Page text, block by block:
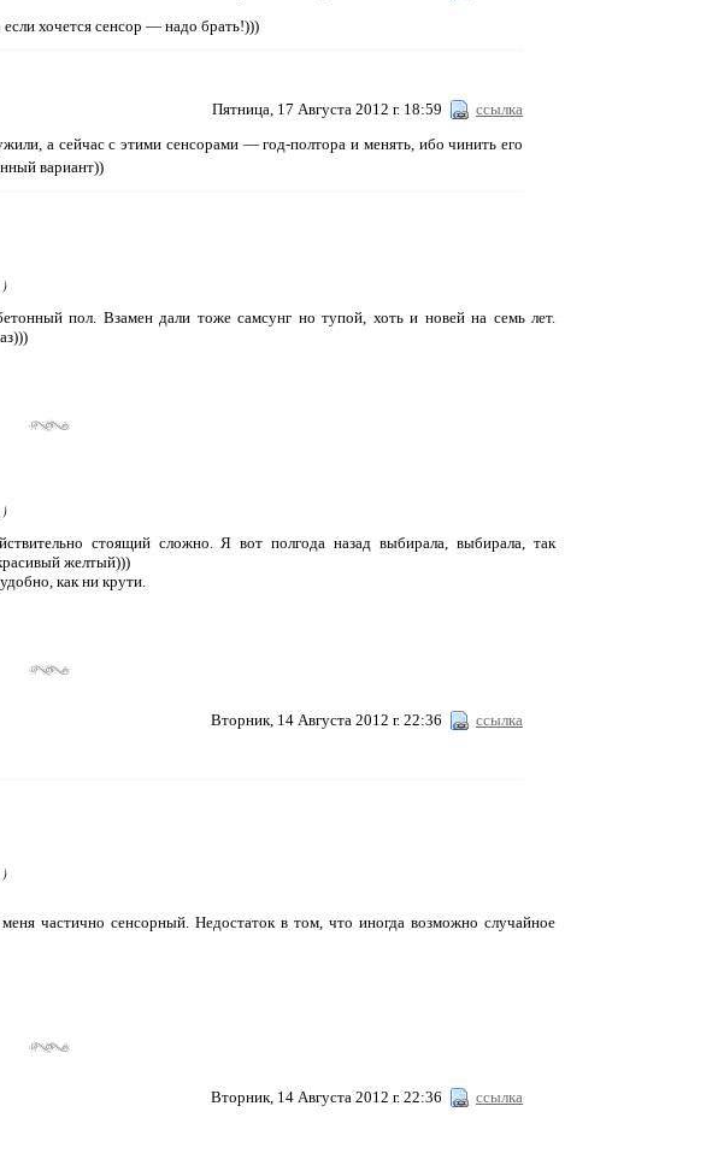
если хочется сенсор — надо брать!)))
Пятница, 17 Августа 2012 г. 18:59 ссылка
а сейчас с этими сенсорами — год-полтора и менять, ибо чинить его
вариант))
)
пол. Взамен дали тоже самсунг но тупой, хоть и новей на семь лет.
)
стоящий сложно. Я вот полгода назад выбирала, выбирала, так
желтый)))
как ни крути.
Вторник, 14 Августа 2012 г. 22:36 ссылка
)
частично сенсорный. Недостаток в том, что иногда возможно случайное
Вторник, 14 Августа 2012 г. 22:36 ссылка